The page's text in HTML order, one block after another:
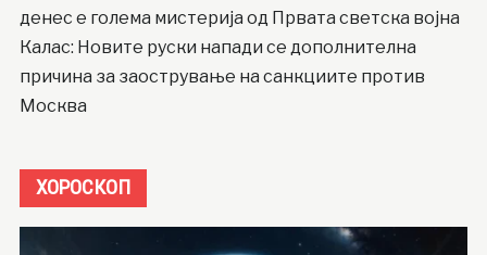
денес е голема мистерија од Првата светска војна
Калас: Новите руски напади се дополнителна
причина за заострување на санкциите против
Москва
ХОРОСКОП